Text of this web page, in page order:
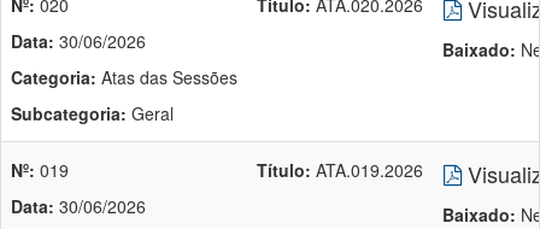
Nº: 020
Data: 30/06/2026
Categoria: Atas das Sessões
Subcategoria: Geral
Título: ATA.020.2026
Baixado:
Nº: 019
Data: 30/06/2026
Título: ATA.019.2026
Baixado: